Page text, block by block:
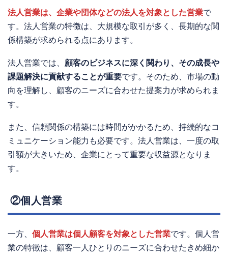
法人営業は、企業や団体などの法人を対象とした営業で
す。法人営業の特徴は、大規模な取引が多く、長期的な関
係構築が求められる点にあります。
法人営業では、 顧客のビジネスに深く関わり、その成長や
課題解決に貢献することが重要です。そのため、市場の動
向を理解し、顧客のニーズに合わせた提案力が求められま
す。
また、信頼関係の構築には時間がかかるため、持続的なコ
ミュニケーション能力も必要です。法人営業は、一度の取
引額が大きいため、企業にとって重要な収益源となりま
す。
②個人営業
一方、 個人営業は個人顧客を対象とした営業です。個人営
業の特徴は、顧客一人ひとりのニーズに合わせたきめ細か